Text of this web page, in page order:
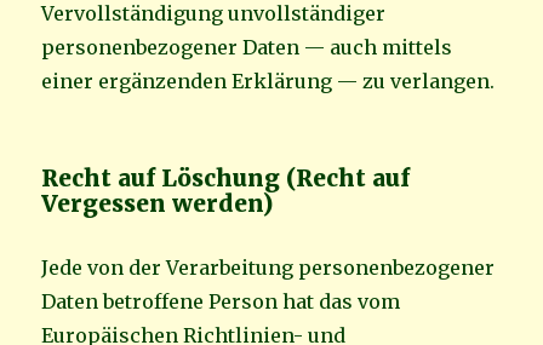
Vervollständigung unvollständiger
personenbezogener Daten — auch mittels
einer ergänzenden Erklärung — zu verlangen.
Recht auf Löschung (Recht auf
Vergessen werden)
Jede von der Verarbeitung personenbezogener
Daten betroffene Person hat das vom
Europäischen Richtlinien- und